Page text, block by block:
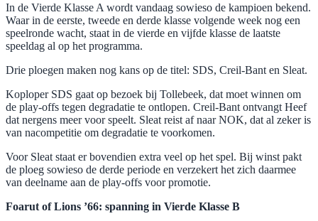
In de Vierde Klasse A wordt vandaag sowieso de kampioen bekend.
Waar in de eerste, tweede en derde klasse volgende week nog een
speelronde wacht, staat in de vierde en vijfde klasse de laatste
speeldag al op het programma.
Drie ploegen maken nog kans op de titel: SDS, Creil-Bant en Sleat.
Koploper SDS gaat op bezoek bij Tollebeek, dat moet winnen om
de play-offs tegen degradatie te ontlopen. Creil-Bant ontvangt Heef
dat nergens meer voor speelt. Sleat reist af naar NOK, dat al zeker is
van nacompetitie om degradatie te voorkomen.
Voor Sleat staat er bovendien extra veel op het spel. Bij winst pakt
de ploeg sowieso de derde periode en verzekert het zich daarmee
van deelname aan de play-offs voor promotie.
Foarut of Lions ’66: spanning in Vierde Klasse B